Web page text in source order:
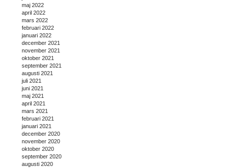
maj 2022
april 2022
mars 2022
februari 2022
januari 2022
december 2021
november 2021
oktober 2021
september 2021
augusti 2021
juli 2021
juni 2021
maj 2021
april 2021
mars 2021
februari 2021
januari 2021
december 2020
november 2020
oktober 2020
september 2020
augusti 2020